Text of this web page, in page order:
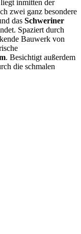
liegt inmitten der
zwei ganz besondere
das Schweriner
Spaziert durch
Bauwerk von
. Besichtigt außerdem
die schmalen